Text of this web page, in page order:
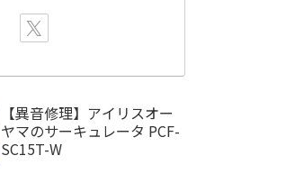
【異音修理】アイリスオー
ヤマのサーキュレータ PCF-
SC15T-W